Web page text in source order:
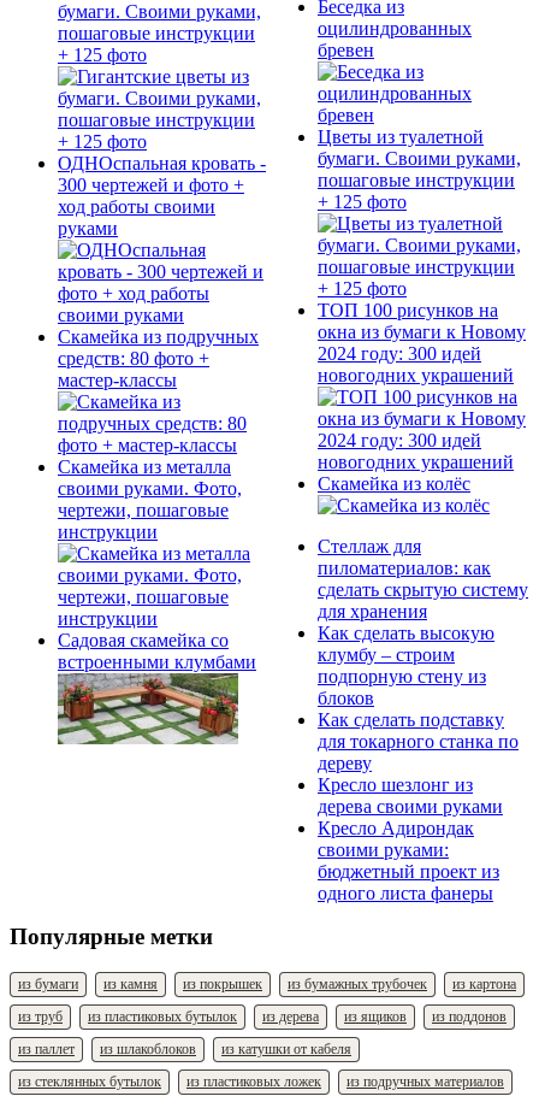
бумаги. Своими руками,
пошаговые инструкции
+ 125 фото
ОДНОспальная кровать -
300 чертежей и фото +
ход работы своими
руками
Скамейка из подручных
средств: 80 фото +
мастер-классы
Скамейка из металла
своими руками. Фото,
чертежи, пошаговые
инструкции
Садовая скамейка со
встроенными клумбами
Беседка из
оцилиндрованных
бревен
Цветы из туалетной
бумаги. Своими руками,
пошаговые инструкции
+ 125 фото
ТОП 100 рисунков на
окна из бумаги к Новому
2024 году: 300 идей
новогодних украшений
Скамейка из колёс
Стеллаж для
пиломатериалов: как
сделать скрытую систему
для хранения
Как сделать высокую
клумбу – строим
подпорную стену из
блоков
Как сделать подставку
для токарного станка по
дереву
Кресло шезлонг из
дерева своими руками
Кресло Адирондак
своими руками:
бюджетный проект из
одного листа фанеры
Популярные метки
из бумаги из камня из покрышек из бумажных трубочек
из картона
из труб
из пластиковых бутылок из дерева из ящиков
из поддонов
из паллет
из шлакоблоков
из катушки от кабеля
из стеклянных бутылок
из пластиковых ложек из подручных материалов